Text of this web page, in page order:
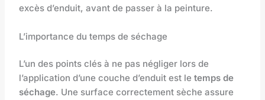
excès d’enduit, avant de passer à la peinture.
L’importance du temps de séchage
L’un des points clés à ne pas négliger lors de
l’application d’une couche d’enduit est letemps de
séchage. Une surface correctement sèche assure